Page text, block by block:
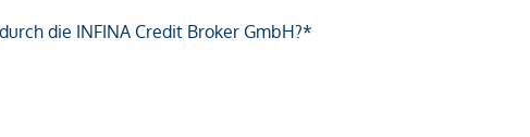
die INFINA Credit Broker GmbH?*